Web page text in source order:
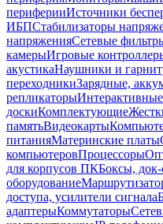
периферииИсточники
ИБПСтабилизаторы
напряженияСетевые
камерыИгровые
акустикаНаушники и
переходникиЗарядные,
репликаторы
доскиКомплектующие
памятьВидеокарты
питанияМатеринские платы
компьютеровПроцессоры
для корпусов ПКБоксы, док-
оборудование
доступа, усилители сигнала
адаптерыКоммутаторы